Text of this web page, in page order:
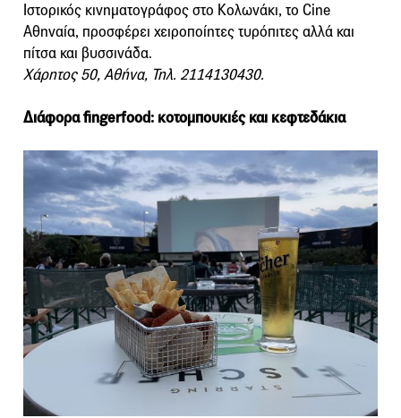
Ιστορικός κινηματογράφος στο Κολωνάκι, το Cine
Αθηναία, προσφέρει χειροποίητες τυρόπιτες αλλά και
πίτσα και βυσσινάδα.
Χάρητος 50, Αθήνα, Τηλ. 2114130430.
Διάφορα fingerfood: κοτομπουκιές και κεφτεδάκια